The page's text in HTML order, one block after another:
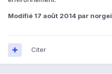
Modifié 17 août 2014 par norgei
Citer